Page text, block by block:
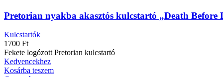
Pretorian nyakba akasztós kulcstartó „Death Before
Kulcstartók
1700 Ft
Fekete logózott Pretorian kulcstartó
Kedvencekhez
Kosárba teszem